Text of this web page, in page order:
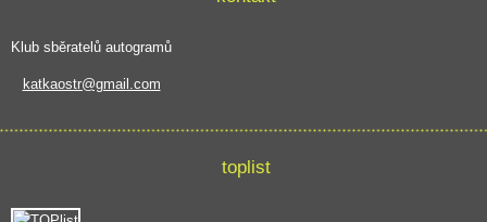
Klub sběratelů autogramů
katkaostr@gmail.com
toplist